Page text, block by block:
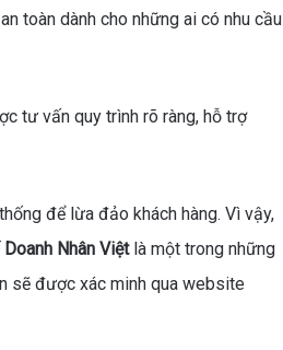
toàn dành cho những ai có nhu cầu
tư vấn quy trình rõ ràng, hỗ trợ
để lừa đảo khách hàng. Vì vậy,
Doanh Nhân Việtlà một trong những
sẽ được xác minh qua website